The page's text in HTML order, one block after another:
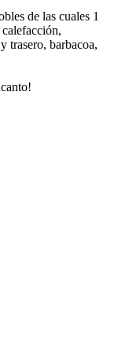
de las cuales 1
trasero, barbacoa,